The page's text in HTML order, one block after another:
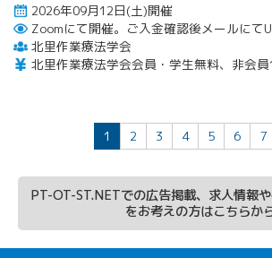
2026年09月12日(土)開催
北里作業療法学会
北里作業療法学会会員・学生無料、非会員
1 2 3 4 5 6 7
PT-OT-ST.NETでの広告掲載、求人情報
をお考えの方はこちらか